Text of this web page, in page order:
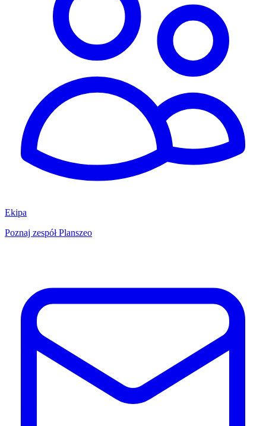
Ekipa
Poznaj zespół Planszeo